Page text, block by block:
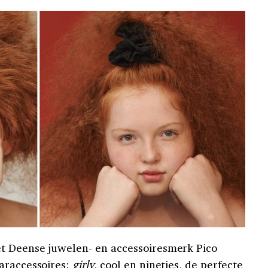
juwelen- en accessoiresmerk Pico
girly, cool en nineties, de perfecte